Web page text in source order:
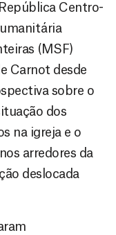
Centro-
(MSF)
Carnot desde
sobre o
dos
na igreja e o
arredores da
deslocada